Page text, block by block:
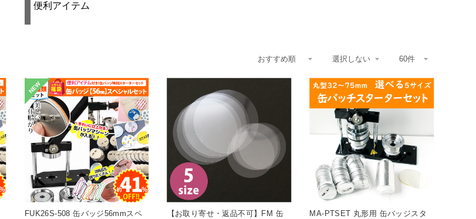
便利アイテム
NEW
FUK26S-508 缶バッジ56mmスペ
【お取り寄せ・返品不可】FM 缶
MA-PTSET 丸形用 缶バッジスタ